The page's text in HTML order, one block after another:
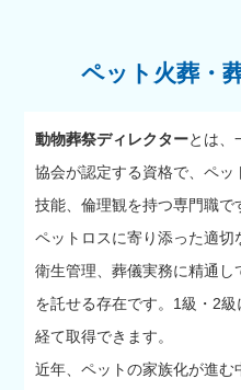
ペット火葬・
動物葬祭ディレクターとは、
協会が認定する資格で、ペッ
技能、倫理観を持つ専門職で
ペットロスに寄り添った適切
衛生管理、葬儀実務に精通
を託せる存在です。1級・2
経て取得できます。
近年、ペットの家族化が進